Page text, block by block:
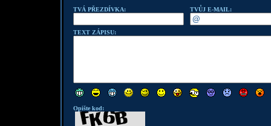
TVÁ PŘEZDÍVKA: TVŮJ E-MAIL:
TEXT ZÁPISU:
Opište kod: